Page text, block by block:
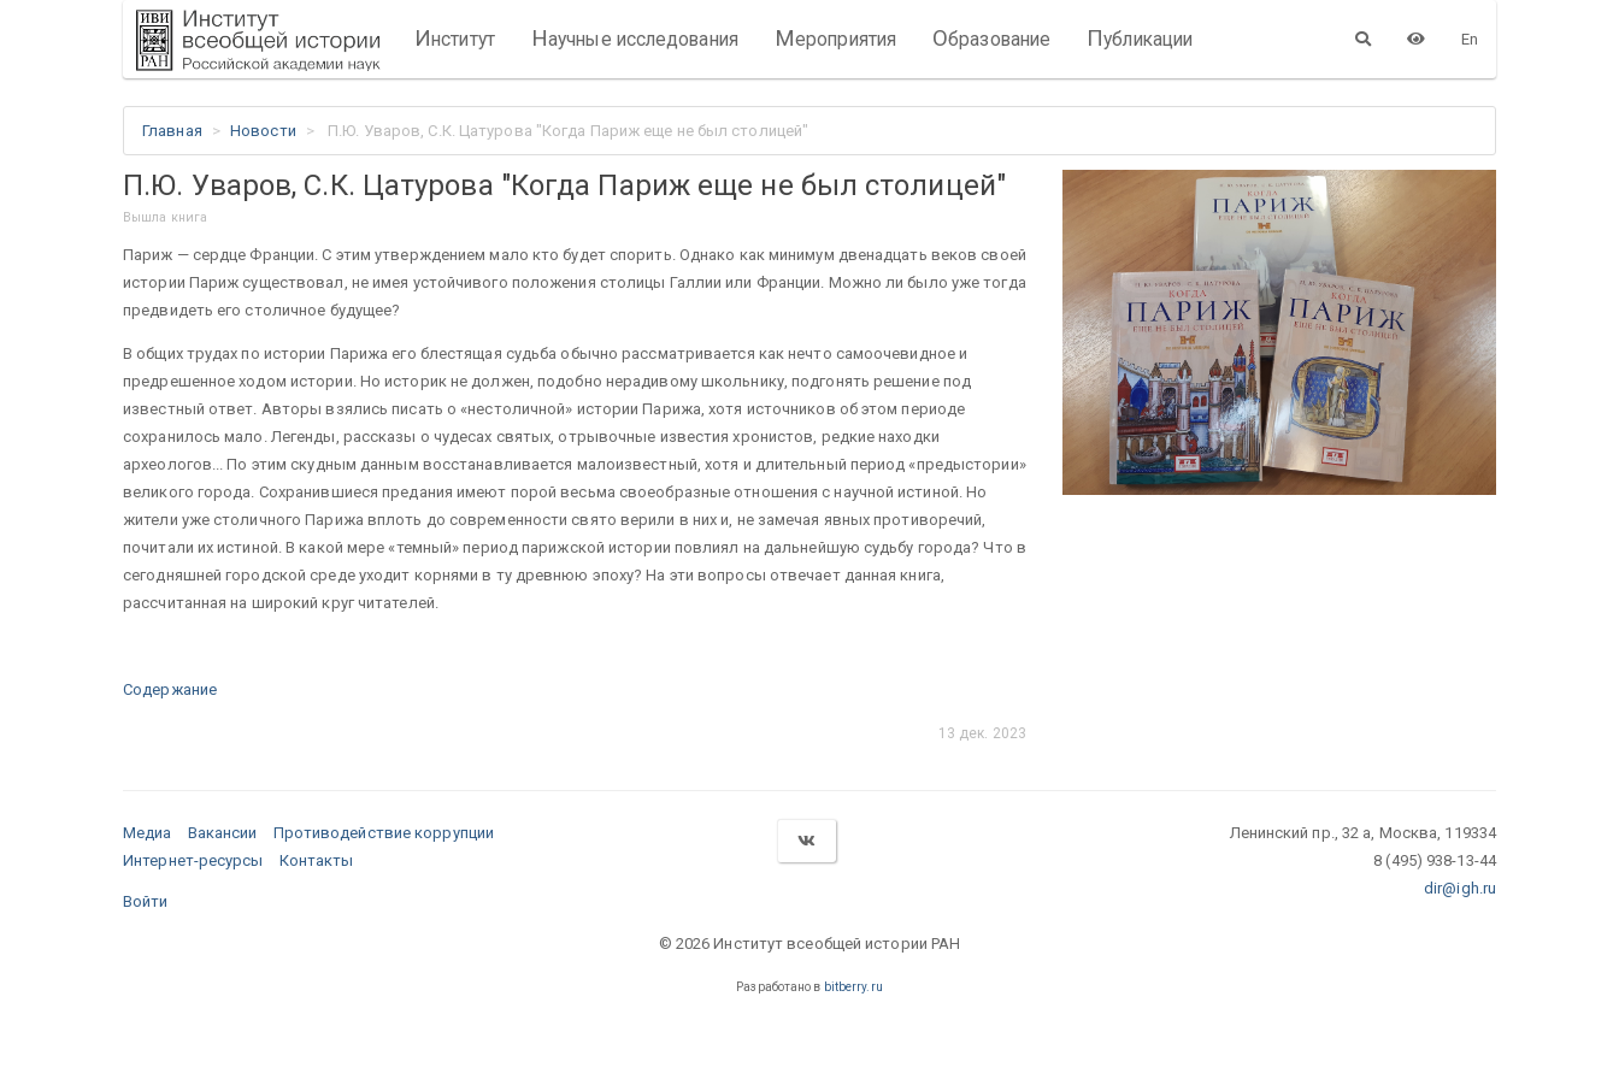
Институт Научные исследования Мероприятия Образование Публикации En
Главная Новости П.Ю. Уваров, С.К. Цатурова "Когда Париж еще не был столицей"
П.Ю. Уваров, С.К. Цатурова "Когда Париж еще не был столицей"
Вышла книга
Париж — сердце Франции. С этим утверждением мало кто будет спорить. Однако как минимум двенадцать веков своей
истории Париж существовал, не имея устойчивого положения столицы Галлии или Франции. Можно ли было уже тогда
предвидеть его столичное будущее?
В общих трудах по истории Парижа его блестящая судьба обычно рассматривается как нечто самоочевидное и
предрешенное ходом истории. Но историк не должен, подобно нерадивому школьнику, подгонять решение под
известный ответ. Авторы взялись писать о «нестоличной» истории Парижа, хотя источников об этом периоде
сохранилось мало. Легенды, рассказы о чудесах святых, отрывочные известия хронистов, редкие находки
археологов... По этим скудным данным восстанавливается малоизвестный, хотя и длительный период «предыстории»
великого города. Сохранившиеся предания имеют порой весьма своеобразные отношения с научной истиной. Но
жители уже столичного Парижа вплоть до современности свято верили в них и, не замечая явных противоречий,
почитали их истиной. В какой мере «темный» период парижской истории повлиял на дальнейшую судьбу города? Что в
сегодняшней городской среде уходит корнями в ту древнюю эпоху? На эти вопросы отвечает данная книга,
рассчитанная на широкий круг читателей.
Содержание
13 дек. 2023
Медиа Вакансии
Противодействие коррупции
Интернет-ресурсы
Контакты
Войти
Ленинский пр., 32 а, Москва, 119334
8 (495) 938-13-44
dir@igh.ru
© 2026 Институт всеобщей истории РАН
Разработано в bitberry.ru